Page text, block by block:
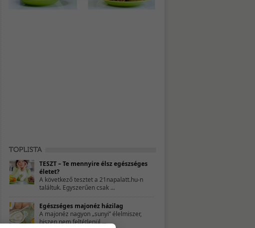
TESZT – Te mennyire élsz egészséges
életet?
A következő tesztet a 21napalatt.hu-n
találtuk. Egyszerűen csak ...
Egészséges majonéz házilag
A majonéz nagyon „sunyi” élelmiszer,
hiszen nem feltétlenül ...